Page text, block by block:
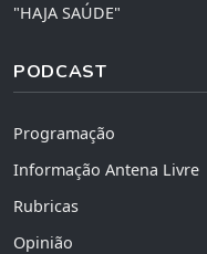
"HAJA SAÚDE"
PODCAST
Programação
Informação Antena Livre
Rubricas
Opinião